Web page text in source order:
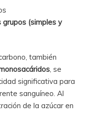
grupos (simples y
también
, se
significativa para
sanguíneo. Al
de la azúcar en